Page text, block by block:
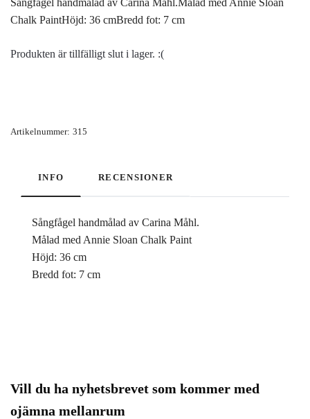
Sångfågel handmålad av Carina Måhl.Målad med Annie Sloan
Chalk PaintHöjd: 36 cmBredd fot: 7 cm
Produkten är tillfälligt slut i lager. :(
Artikelnummer: 315
INFO RECENSIONER
Sångfågel handmålad av Carina Måhl.
Målad med Annie Sloan Chalk Paint
Höjd: 36 cm
Bredd fot: 7 cm
Vill du ha nyhetsbrevet som kommer med
ojämna mellanrum